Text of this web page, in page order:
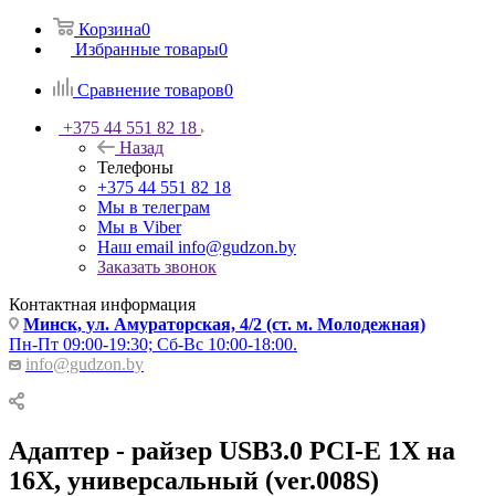
Корзина0
Избранные товары0
Сравнение товаров0
+375 44 551 82 18
Назад
Телефоны
+375 44 551 82 18
Мы в телеграм
Мы в Viber
Наш email info@gudzon.by
Заказать звонок
Контактная информация
Минск, ул. Амураторская, 4/2 (ст. м. Молодежная)
Пн-Пт 09:00-19:30; Сб-Вс 10:00-18:00.
info@gudzon.by
Адаптер - райзер USB3.0 PCI-E 1X на
16X, универсальный (ver.008S)